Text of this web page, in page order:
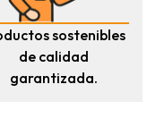
sostenibles
de calidad
garantizada.